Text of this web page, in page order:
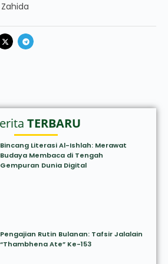
TERBARU
Bincang Literasi Al-Ishlah: Merawat
Budaya Membaca di Tengah
Gempuran Dunia Digital
Pengajian Rutin Bulanan: Tafsir Jalalain
“Thambhena Ate” Ke-153